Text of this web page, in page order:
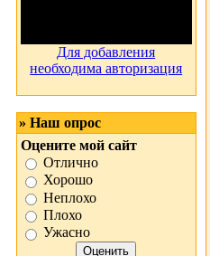
Для добавления
необходима авторизация
» Наш опрос
Оцените мой сайт
Отлично
Хорошо
Неплохо
Плохо
Ужасно